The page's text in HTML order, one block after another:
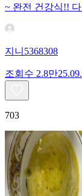
~ 완전 건강식!!
지니5368308
조회수 2.8만
703